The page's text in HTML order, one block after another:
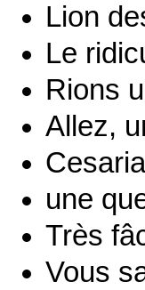
Lion
Le
Rions
Allez,
une
Très
Vous